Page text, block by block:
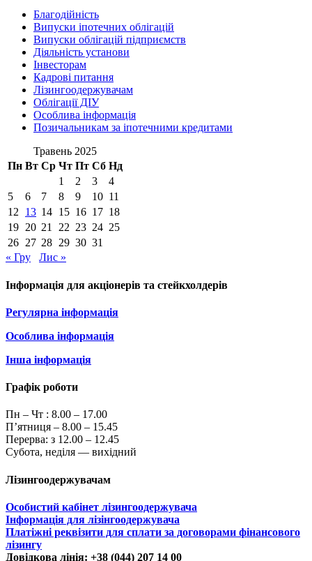
Благодійність
Випуски іпотечних облігацій
Випуски облігацій підприємств
Діяльність установи
Інвесторам
Кадрові питання
Лізингоодержувачам
Облігації ДІУ
Особлива інформація
Позичальникам за іпотечними кредитами
Травень 2025
Пн Вт Ср Чт Пт Сб Нд
1
2 3
4
5
6 7 8 9 10 11
12
13 14 15 16 17 18
19 20 21 22 23 24 25
26 27 28 29 30 31
« Гру
Лис »
Інформація для акціонерів та стейкхолдерів
Регулярна інформація
Особлива інформація
Інша інформація
Графік роботи
Пн – Чт : 8.00 – 17.00
П’ятниця – 8.00 – 15.45
Перерва: з 12.00 – 12.45
Субота, неділя — вихідний
Лізингоодержувачам
Особистий кабінет лізингоодержувача
Інформація для лізінгоодержувача
Платіжні реквізити для сплати за договорами фінансового
лізингу
Довідкова лінія: +38 (044) 207 14 00